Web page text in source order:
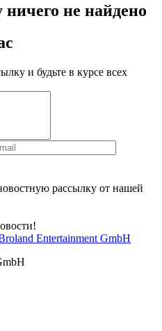
не найдено
и будьте в курсе всех
рассылку от нашей